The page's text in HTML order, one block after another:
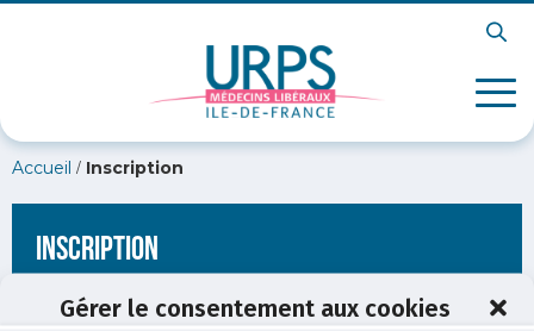
Gérer le consentement aux cookies
Accueil / Inscription
Inscription